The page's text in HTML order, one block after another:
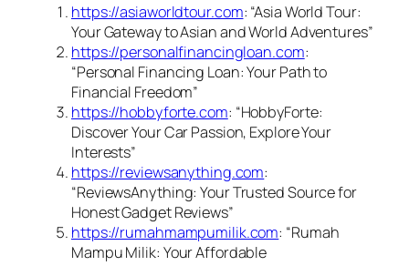
https://asiaworldtour.com: “Asia World Tour:
Your Gateway to Asian and World Adventures”
https://personalfinancingloan.com:
“Personal Financing Loan: Your Path to
Financial Freedom”
https://hobbyforte.com: “HobbyForte:
Discover Your Car Passion, Explore Your
Interests”
https://reviewsanything.com:
“ReviewsAnything: Your Trusted Source for
Honest Gadget Reviews”
https://rumahmampumilik.com: “Rumah
Mampu Milik: Your Affordable